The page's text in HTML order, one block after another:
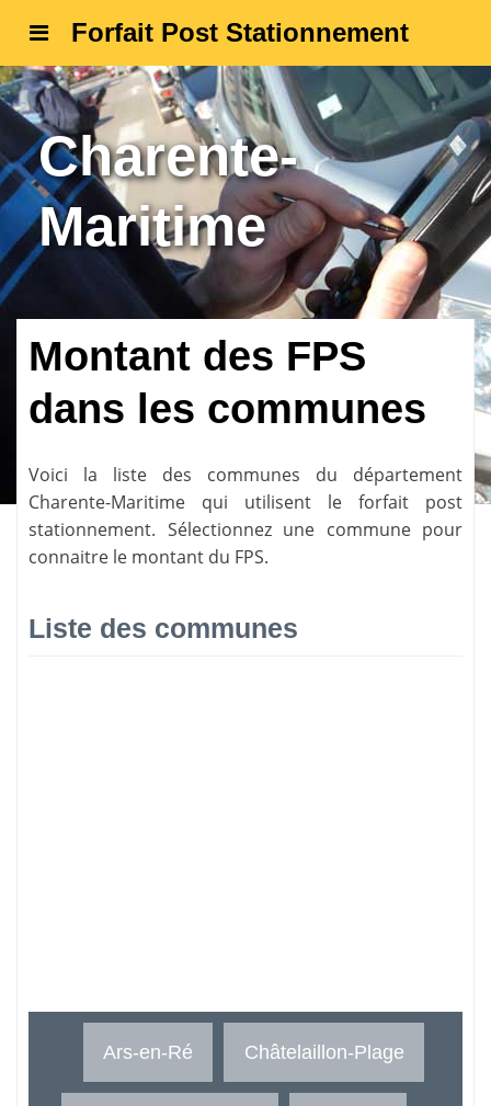
Forfait Post Stationnement
Charente-
Maritime
Montant des FPS
dans les communes
Voici la liste des communes du département
Charente-Maritime qui utilisent le forfait post
stationnement. Sélectionnez une commune pour
connaitre le montant du FPS.
Liste des communes
Ars-en-Ré Châtelaillon-Plage